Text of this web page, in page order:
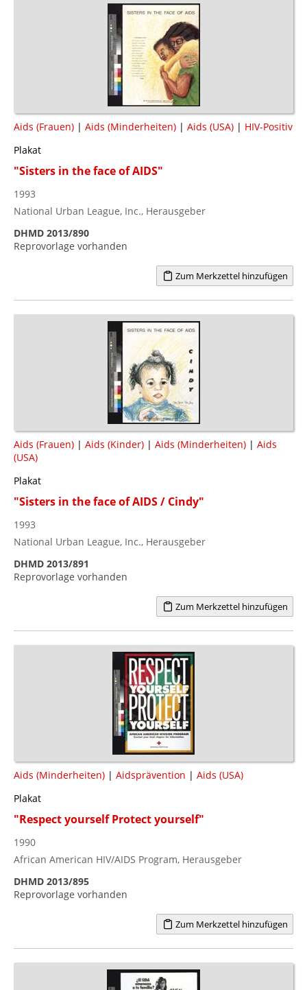
Aids (Frauen) | Aids (Minderheiten) | Aids (USA) | HIV-Positiv
Plakat
"Sisters in the face of AIDS"
1993
National Urban League, Inc., Herausgeber
DHMD 2013/890
Reprovorlage vorhanden
Zum Merkzettel hinzufügen
Aids (Frauen) | Aids (Kinder) | Aids (Minderheiten) | Aids
(USA)
Plakat
"Sisters in the face of AIDS / Cindy"
1993
National Urban League, Inc., Herausgeber
DHMD 2013/891
Reprovorlage vorhanden
Zum Merkzettel hinzufügen
Aids (Minderheiten) | Aidsprävention | Aids (USA)
Plakat
"Respect yourself Protect yourself"
1990
African American HIV/AIDS Program, Herausgeber
DHMD 2013/895
Reprovorlage vorhanden
Zum Merkzettel hinzufügen